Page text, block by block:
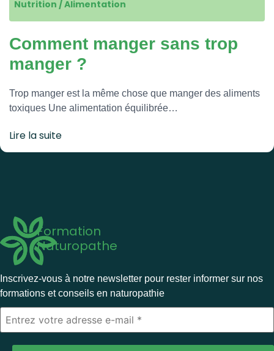
Nutrition / Alimentation
Comment manger sans trop
manger ?
Trop manger est la même chose que manger des aliments
toxiques Une alimentation équilibrée…
Lire la suite
Formation
Naturopathe
Inscrivez-vous à notre newsletter pour rester informer sur nos
formations et conseils en naturopathie